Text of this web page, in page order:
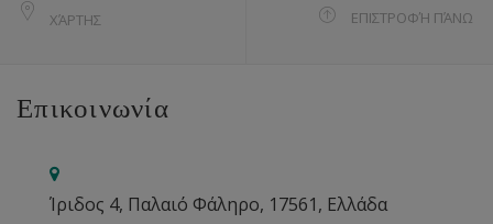
ΧΆΡΤΗΣ ΕΠΙΣΤΡΟΦΉ ΠΆΝΩ
Επικοινωνία
Ίριδος 4, Παλαιό Φάληρο, 17561, Ελλάδα